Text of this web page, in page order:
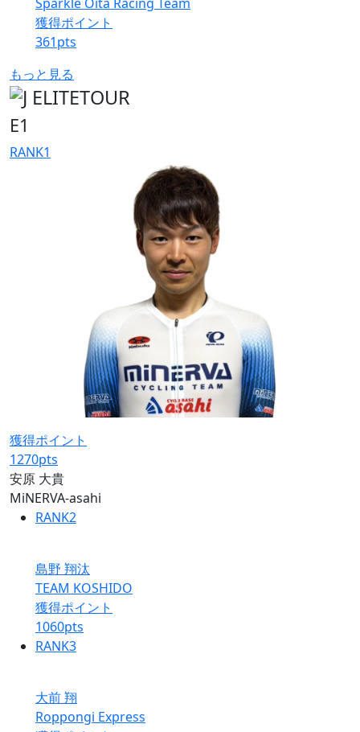
獲得ポイント
361pts
もっと見る
E1
RANK1
獲得ポイント
1270pts
安原 大貴
MiNERVA-asahi
RANK2
島野 翔汰
TEAM KOSHIDO
獲得ポイント
1060pts
RANK3
大前 翔
Roppongi Express